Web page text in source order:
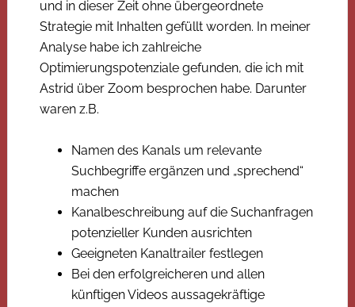
und in dieser Zeit ohne übergeordnete
Strategie mit Inhalten gefüllt worden. In meiner
Analyse habe ich zahlreiche
Optimierungspotenziale gefunden, die ich mit
Astrid über Zoom besprochen habe. Darunter
waren z.B.
Namen des Kanals um relevante
Suchbegriffe ergänzen und „sprechend“
machen
Kanalbeschreibung auf die Suchanfragen
potenzieller Kunden ausrichten
Geeigneten Kanaltrailer festlegen
Bei den erfolgreicheren und allen
künftigen Videos aussagekräftige